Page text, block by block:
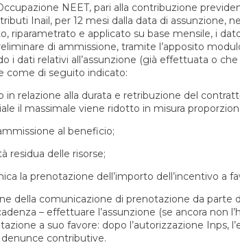
NEET, pari alla contribuzione
Inail, per 12 mesi dalla data di assunzione,
riparametrato e applicato su base mensile, i
di ammissione, tramite l’apposito
i dati relativi all’assunzione (già effettuata o
come di seguito indicato:
in relazione alla durata e retribuzione del
il massimale viene ridotto in misura
al beneficio;
residua delle risorse;
la prenotazione dell’importo dell’incentivo a
della comunicazione di prenotazione da parte
– effettuare l’assunzione (se ancora non
a suo favore: dopo l’autorizzazione Inps,
contributive.